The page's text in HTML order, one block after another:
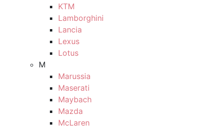
KTM
Lamborghini
Lancia
Lexus
Lotus
M
Marussia
Maserati
Maybach
Mazda
McLaren